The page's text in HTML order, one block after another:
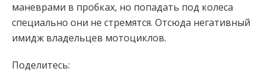
маневрами в пробках, но попадать под колеса
специально они не стремятся. Отсюда негативный
имидж владельцев мотоциклов.
Поделитесь: